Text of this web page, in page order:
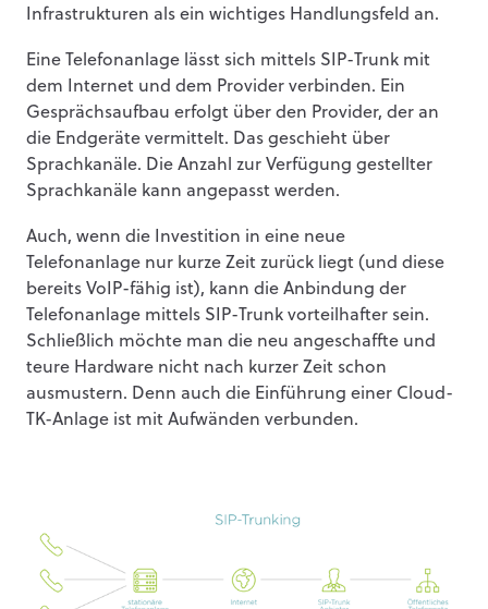
Infrastrukturen als ein wichtiges Handlungsfeld an.
Eine Telefonanlage lässt sich mittels SIP-Trunk mit
dem Internet und dem Provider verbinden. Ein
Gesprächsaufbau erfolgt über den Provider, der an
die Endgeräte vermittelt. Das geschieht über
Sprachkanäle. Die Anzahl zur Verfügung gestellter
Sprachkanäle kann angepasst werden.
Auch, wenn die Investition in eine neue
Telefonanlage nur kurze Zeit zurück liegt (und diese
bereits VoIP-fähig ist), kann die Anbindung der
Telefonanlage mittels SIP-Trunk vorteilhafter sein.
Schließlich möchte man die neu angeschaffte und
teure Hardware nicht nach kurzer Zeit schon
ausmustern. Denn auch die Einführung einer Cloud-
TK-Anlage ist mit Aufwänden verbunden.